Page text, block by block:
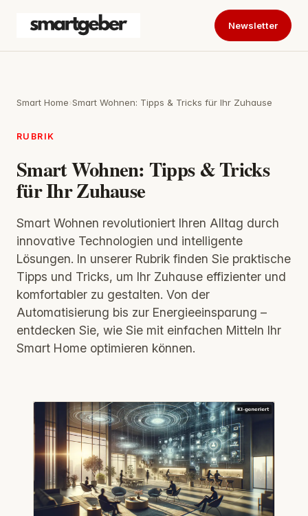
Newsletter
Smart Home›Smart Wohnen: Tipps & Tricks für Ihr Zuhause
RUBRIK
Smart Wohnen: Tipps & Tricks
für Ihr Zuhause
Smart Wohnen revolutioniert Ihren Alltag durch
innovative Technologien und intelligente
Lösungen. In unserer Rubrik finden Sie praktische
Tipps und Tricks, um Ihr Zuhause effizienter und
komfortabler zu gestalten. Von der
Automatisierung bis zur Energieeinsparung –
entdecken Sie, wie Sie mit einfachen Mitteln Ihr
Smart Home optimieren können.